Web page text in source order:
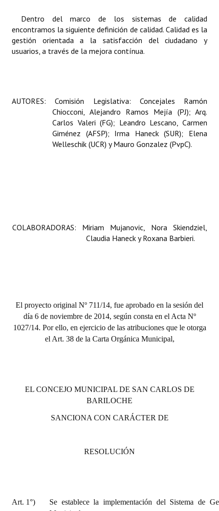
Dentro del marco de los sistemas de calidad
encontramos la siguiente definición de calidad. Calidad es la
gestión orientada a la satisfacción del ciudadano y
usuarios, a través de la mejora contínua.
AUTORES: Comisión Legislativa: Concejales Ramón
Chiocconi, Alejandro Ramos Mejía (PJ); Arq.
Carlos Valeri (FG); Leandro Lescano, Carmen
Giménez (AFSP); Irma Haneck (SUR); Elena
Welleschik (UCR) y Mauro Gonzalez (PvpC).
COLABORADORAS:
Miriam Mujanovic, Nora Skiendziel,
Claudia Haneck y Roxana Barbieri.
El proyecto original Nº 711/14, fue aprobado en la sesión del
día 6 de noviembre de 2014, según consta en el Acta Nº
1027/14. Por ello, en ejercicio de las atribuciones que le otorga
el Art. 38 de la Carta Orgánica Municipal,
EL CONCEJO MUNICIPAL DE SAN CARLOS DE
BARILOCHE
SANCIONA CON CARÁCTER DE
RESOLUCIÓN
Art. 1°)
Se establece la implementación del Sistema de